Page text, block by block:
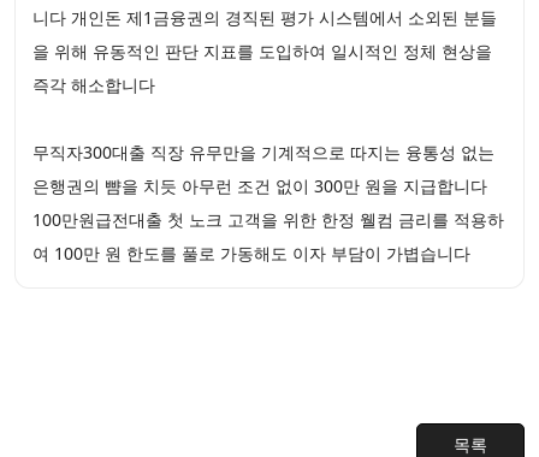
니다 개인돈 제1금융권의 경직된 평가 시스템에서 소외된 분들
을 위해 유동적인 판단 지표를 도입하여 일시적인 정체 현상을
즉각 해소합니다
무직자300대출 직장 유무만을 기계적으로 따지는 융통성 없는
은행권의 뺨을 치듯 아무런 조건 없이 300만 원을 지급합니다
100만원급전대출 첫 노크 고객을 위한 한정 웰컴 금리를 적용하
여 100만 원 한도를 풀로 가동해도 이자 부담이 가볍습니다
목록